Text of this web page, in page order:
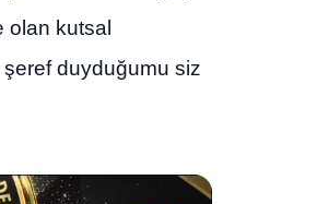
olan kutsal
şeref duyduğumu siz